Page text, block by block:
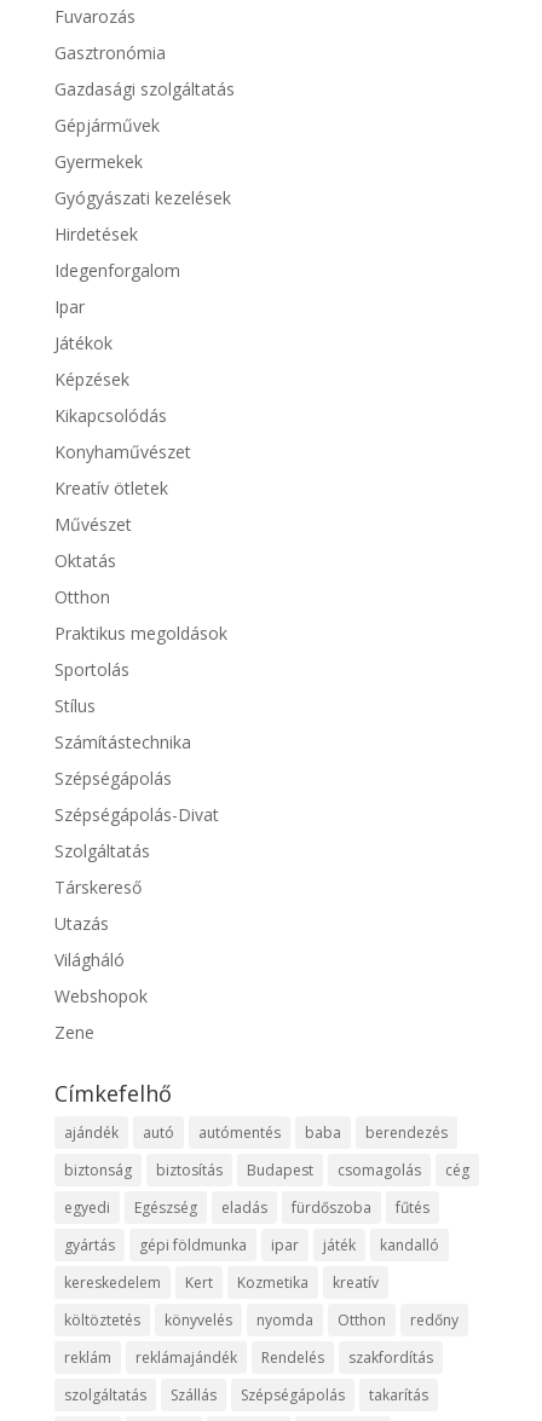
Fuvarozás
Gasztronómia
Gazdasági szolgáltatás
Gépjárművek
Gyermekek
Gyógyászati kezelések
Hirdetések
Idegenforgalom
Ipar
Játékok
Képzések
Kikapcsolódás
Konyhaművészet
Kreatív ötletek
Művészet
Oktatás
Otthon
Praktikus megoldások
Sportolás
Stílus
Számítástechnika
Szépségápolás
Szépségápolás-Divat
Szolgáltatás
Társkereső
Utazás
Világháló
Webshopok
Zene
Címkefelhő
ajándék autó autómentés baba
berendezés
biztonság
biztosítás Budapest csomagolás
cég
egyedi
Egészség eladás fürdőszoba
fűtés
gyártás
gépi földmunka ipar játék
kandalló
kereskedelem
Kert Kozmetika
kreatív
költöztetés
könyvelés nyomda Otthon
redőny
reklám
reklámajándék Rendelés
szakfordítás
szolgáltatás
Szállás Szépségápolás takarítás